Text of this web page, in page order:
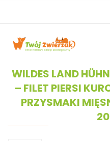
WILDES LAND
– FILET PIERSI
PRZYSMAKI